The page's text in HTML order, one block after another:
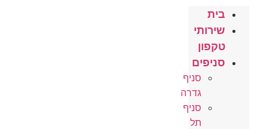
בית
שירותי
טקפון
סניפים
סניף
גדרה
סניף
תל